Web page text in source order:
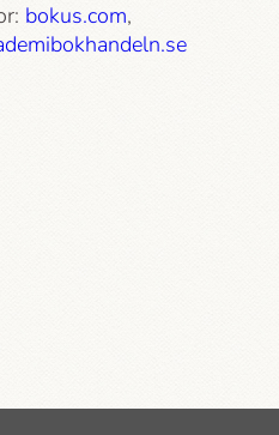
bokus.com,